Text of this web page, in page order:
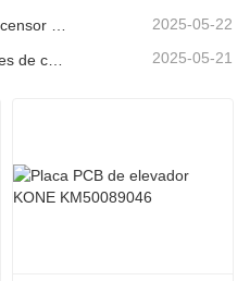
¿Realmente se estrelló un ascensor en el piso 40? 2025-05-22
2025-05-21